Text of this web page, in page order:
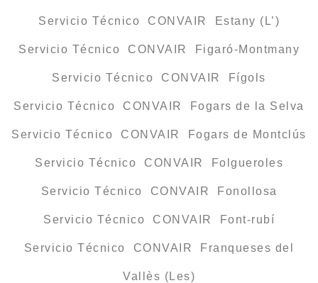
Servicio Técnico CONVAIR Estany (L’)
Servicio Técnico CONVAIR Figaró-Montmany
Servicio Técnico CONVAIR Fígols
Servicio Técnico CONVAIR Fogars de la Selva
Servicio Técnico CONVAIR Fogars de Montclús
Servicio Técnico CONVAIR Folgueroles
Servicio Técnico CONVAIR Fonollosa
Servicio Técnico CONVAIR Font-rubí
Servicio Técnico CONVAIR Franqueses del
Vallès (Les)